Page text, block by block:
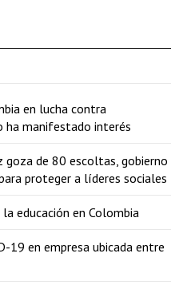
en lucha contra
ha manifestado interés
de 80 escoltas, gobierno
proteger a líderes sociales
educación en Colombia
19 en empresa ubicada entre